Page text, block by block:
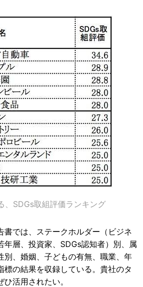
、SDGs取組評価ランキング
書では、ステークホルダー（ビジネ
年層、投資家、SDGs認知者）別、属
別、婚姻、子どもの有無、職業、年
標の結果を収録している。貴社のタ
活用されたい。